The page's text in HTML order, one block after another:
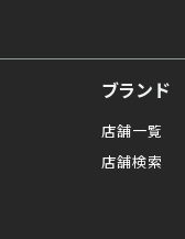
ブランド
店舗一覧
店舗検索